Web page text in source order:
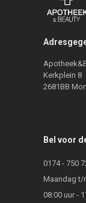
Kerkplein 8
2681BB
Bel voor
0174 - 750
Maandag t/
08:00 uur -